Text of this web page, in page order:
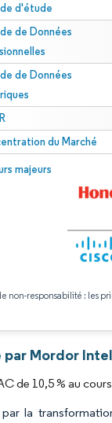
d'étude
de Données
de Données
du Marché
majeurs
non-responsabilité : les
par Mordor
de 10,5 % au
la